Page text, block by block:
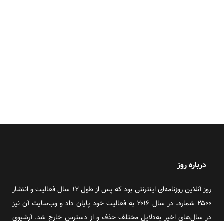
درباره روز
روز آنلاین روزنامه‌ای اینترنتی بود که پس از طول ۱۲ سال فعالیت و انتشار
۲۵۰۰ شماره، در سال ۲۰۱۶ به فعالیت خود پایان داد و وب‌سایت آن نیز
در سال‌های اخیر به‌دلایل مختلف حذف و از دسترس خارج شد. آرشیوی